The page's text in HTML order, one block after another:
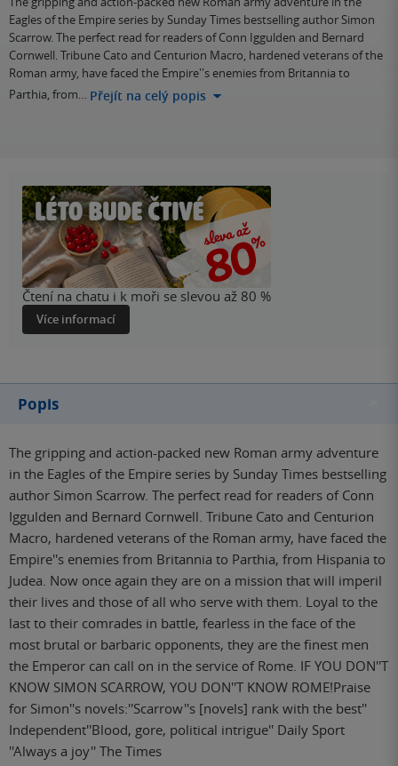
Eagles of the Empire series by Sunday Times bestselling author Simon
Scarrow. The perfect read for readers of Conn Iggulden and Bernard
Cornwell. Tribune Cato and Centurion Macro, hardened veterans of the
Roman army, have faced the Empire''s enemies from Britannia to
Parthia, from… Přejít na celý popis
Čtení na chatu i k moři se slevou až 80 %
Více informací
Popis
The gripping and action-packed new Roman army adventure
in the Eagles of the Empire series by Sunday Times bestselling
author Simon Scarrow. The perfect read for readers of Conn
Iggulden and Bernard Cornwell. Tribune Cato and Centurion
Macro, hardened veterans of the Roman army, have faced the
Empire''s enemies from Britannia to Parthia, from Hispania to
Judea. Now once again they are on a mission that will imperil
their lives and those of all who serve with them. Loyal to the
last to their comrades in battle, fearless in the face of the
most brutal or barbaric opponents, they are the finest men
the Emperor can call on in the service of Rome. IF YOU DON''T
KNOW SIMON SCARROW, YOU DON''T KNOW ROME!Praise
for Simon''s novels:''Scarrow''s [novels] rank with the best''
Independent''Blood, gore, political intrigue'' Daily Sport
''Always a joy'' The Times